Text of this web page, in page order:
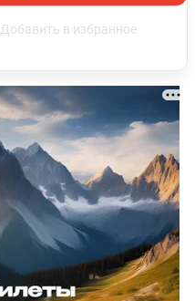
Добавить в избранное